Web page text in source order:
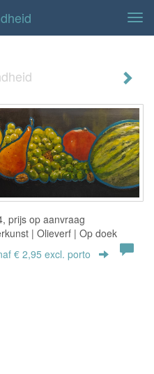
prijs op aanvraag
| Olieverf | Op doek
€ 2,95 excl. porto